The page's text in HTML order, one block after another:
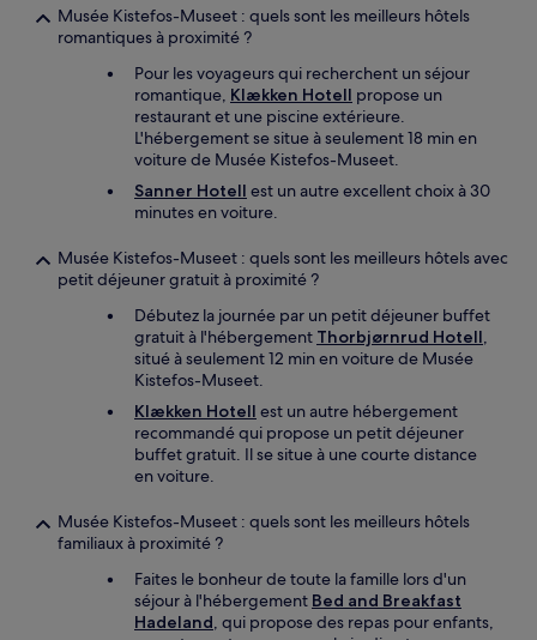
Musée Kistefos-Museet : quels sont les meilleurs hôtels
romantiques à proximité ?
Pour les voyageurs qui recherchent un séjour
romantique, Klækken Hotell propose un
restaurant et une piscine extérieure.
L'hébergement se situe à seulement 18 min en
voiture de Musée Kistefos-Museet.
Sanner Hotell est un autre excellent choix à 30
minutes en voiture.
Musée Kistefos-Museet : quels sont les meilleurs hôtels avec
petit déjeuner gratuit à proximité ?
Débutez la journée par un petit déjeuner buffet
gratuit à l'hébergement Thorbjørnrud Hotell,
situé à seulement 12 min en voiture de Musée
Kistefos-Museet.
Klækken Hotell est un autre hébergement
recommandé qui propose un petit déjeuner
buffet gratuit. Il se situe à une courte distance
en voiture.
Musée Kistefos-Museet : quels sont les meilleurs hôtels
familiaux à proximité ?
Faites le bonheur de toute la famille lors d'un
séjour à l'hébergement Bed and Breakfast
Hadeland, qui propose des repas pour enfants,